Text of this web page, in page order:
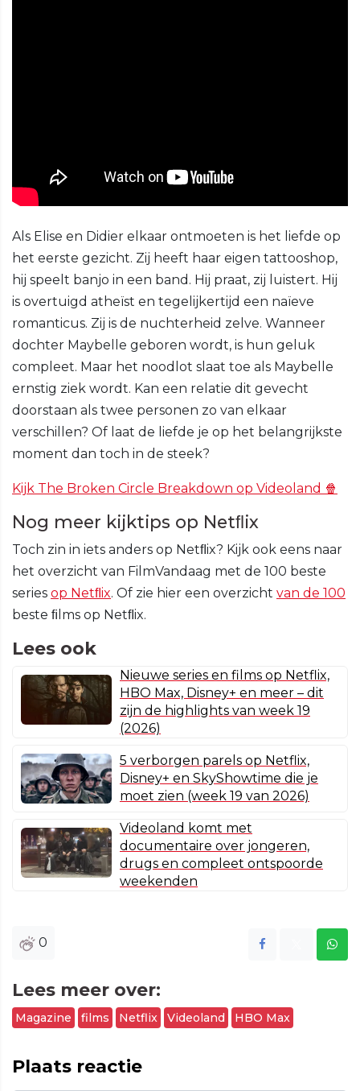
Als Elise en Didier elkaar ontmoeten is het liefde op
het eerste gezicht. Zij heeft haar eigen tattooshop,
hij speelt banjo in een band. Hij praat, zij luistert. Hij
is overtuigd atheïst en tegelijkertijd een naïeve
romanticus. Zij is de nuchterheid zelve. Wanneer
dochter Maybelle geboren wordt, is hun geluk
compleet. Maar het noodlot slaat toe als Maybelle
ernstig ziek wordt. Kan een relatie dit gevecht
doorstaan als twee personen zo van elkaar
verschillen? Of laat de liefde je op het belangrijkste
moment dan toch in de steek?
Kijk The Broken Circle Breakdown op Videoland 🍿
Nog meer kijktips op Netﬂix
Toch zin in iets anders op Netﬂix? Kijk ook eens naar
het overzicht van FilmVandaag met de 100 beste
series op Netﬂix. Of zie hier een overzicht van de 100
beste ﬁlms op Netﬂix.
Lees ook
Nieuwe series en films op Netflix,
HBO Max, Disney+ en meer – dit
zijn de highlights van week 19
(2026)
5 verborgen parels op Netflix,
Disney+ en SkyShowtime die je
moet zien (week 19 van 2026)
Videoland komt met
documentaire over jongeren,
drugs en compleet ontspoorde
weekenden
0
Lees meer over:
Magazine films Netflix Videoland HBO Max
Plaats reactie